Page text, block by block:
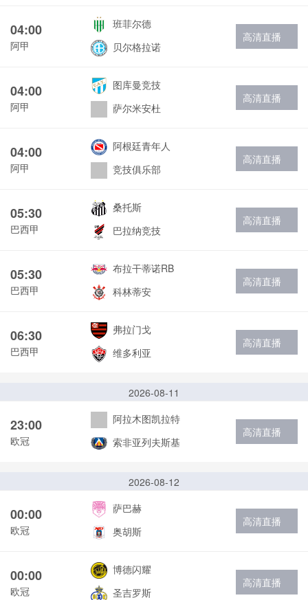
04:00
阿甲
班菲尔德
贝尔格拉诺
高清直播
04:00
阿甲
图库曼竞技
萨尔米安杜
高清直播
04:00
阿甲
阿根廷青年人
竞技俱乐部
高清直播
05:30
巴西甲
桑托斯
巴拉纳竞技
高清直播
05:30
巴西甲
布拉干蒂诺RB
科林蒂安
高清直播
06:30
巴西甲
弗拉门戈
维多利亚
高清直播
2026-08-11
23:00
欧冠
阿拉木图凯拉特
索非亚列夫斯基
高清直播
2026-08-12
00:00
欧冠
萨巴赫
奥胡斯
高清直播
00:00
欧冠
博德闪耀
圣吉罗斯
高清直播